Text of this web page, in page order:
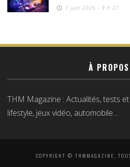
7 juin 2026 - 9 h 27
À PROPOS
THM Magazine : Actualités, tests
lifestyle, jeux vidéo, automobile…
COPYRIGHT © THMMAGAZINE,